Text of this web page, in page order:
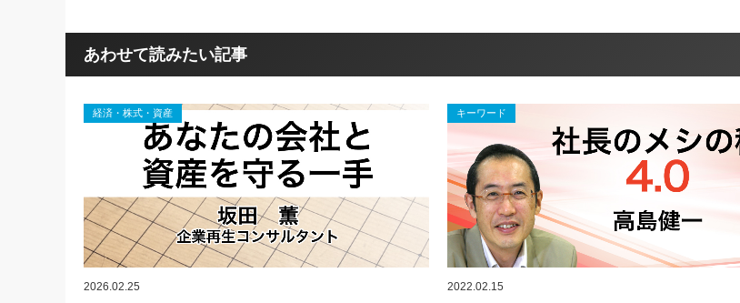
あわせて読みたい記事
経済・株式・資産
2026.02.25
キーワード
2022.02.15